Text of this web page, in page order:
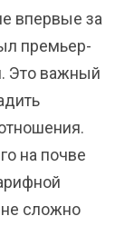
впервые за
премьер-
Это важный
на почве
сложно